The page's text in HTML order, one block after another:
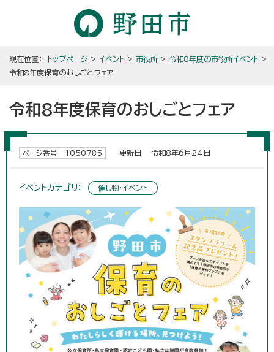
現在位置： トップページ > イベント > 市役所 > 令和8年度の市役所イベント >
令和8年度保育のおしごとフェア
令和8年度保育のおしごとフェア
ページ番号 1050785 更新日 令和8年6月24日
イベントカテゴリ： 催し物・イベント